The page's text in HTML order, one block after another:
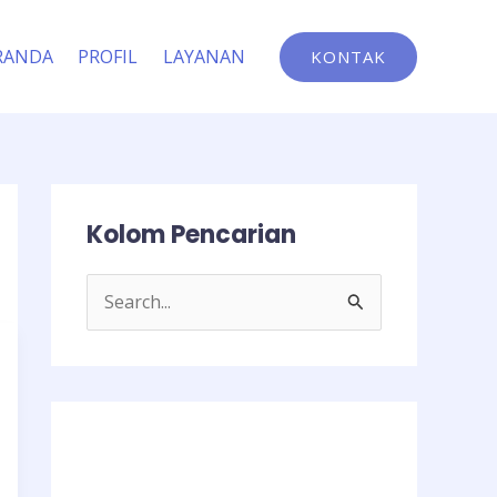
PROFIL LAYANAN KONTAK
Kolom Pencarian